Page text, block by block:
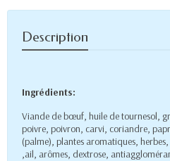
Description
Ingrédients:
Viande de bœuf, huile de tournesol,
poivre, poivron, carvi, coriandre,
(palme), plantes aromatiques,
,ail, arômes, dextrose,